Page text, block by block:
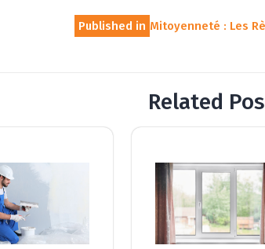
Published in Mitoyenneté : Les
Related